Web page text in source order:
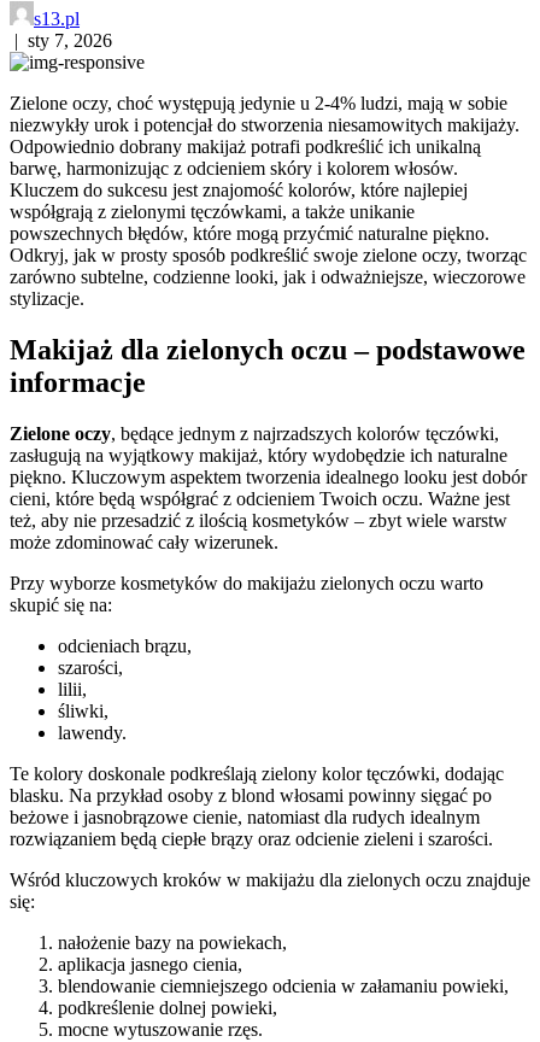
s13.pl
sty 7, 2026
Zielone oczy, choć występują jedynie u 2-4% ludzi, mają w sobie
niezwykły urok i potencjał do stworzenia niesamowitych makijaży.
Odpowiednio dobrany makijaż potrafi podkreślić ich unikalną
barwę, harmonizując z odcieniem skóry i kolorem włosów.
Kluczem do sukcesu jest znajomość kolorów, które najlepiej
współgrają z zielonymi tęczówkami, a także unikanie
powszechnych błędów, które mogą przyćmić naturalne piękno.
Odkryj, jak w prosty sposób podkreślić swoje zielone oczy, tworząc
zarówno subtelne, codzienne looki, jak i odważniejsze, wieczorowe
stylizacje.
Makijaż dla zielonych oczu – podstawowe
informacje
Zielone oczy, będące jednym z najrzadszych kolorów tęczówki,
zasługują na wyjątkowy makijaż, który wydobędzie ich naturalne
piękno. Kluczowym aspektem tworzenia idealnego looku jest dobór
cieni, które będą współgrać z odcieniem Twoich oczu. Ważne jest
też, aby nie przesadzić z ilością kosmetyków – zbyt wiele warstw
może zdominować cały wizerunek.
Przy wyborze kosmetyków do makijażu zielonych oczu warto
skupić się na:
odcieniach brązu,
szarości,
lilii,
śliwki,
lawendy.
Te kolory doskonale podkreślają zielony kolor tęczówki, dodając
blasku. Na przykład osoby z blond włosami powinny sięgać po
beżowe i jasnobrązowe cienie, natomiast dla rudych idealnym
rozwiązaniem będą ciepłe brązy oraz odcienie zieleni i szarości.
Wśród kluczowych kroków w makijażu dla zielonych oczu znajduje
się:
nałożenie bazy na powiekach,
aplikacja jasnego cienia,
blendowanie ciemniejszego odcienia w załamaniu powieki,
podkreślenie dolnej powieki,
mocne wytuszowanie rzęs.